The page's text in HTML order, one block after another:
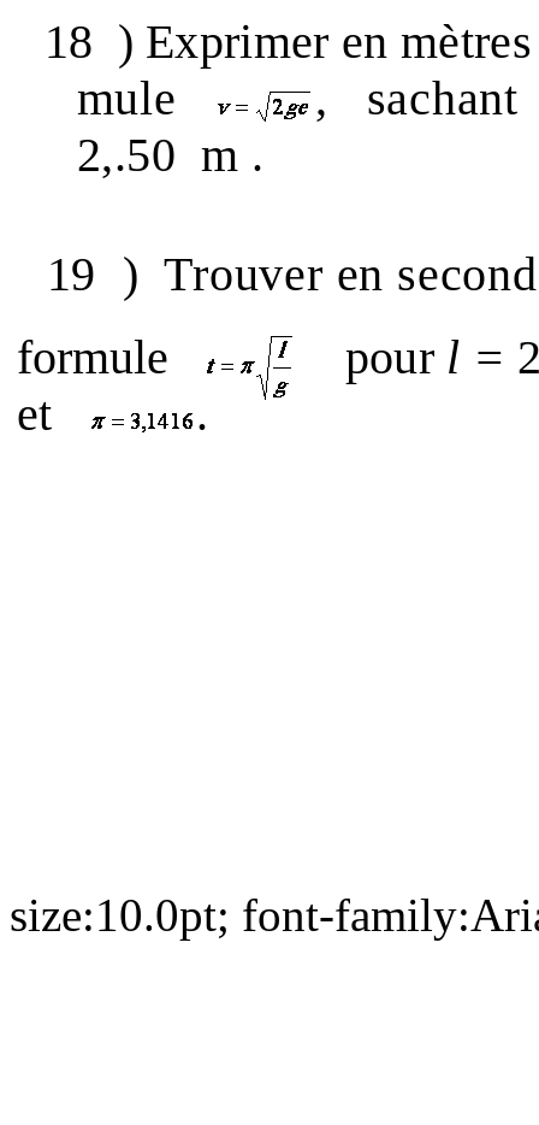
18 ) Exprimer en
mule
,
sachant
2,.50 m .
19 ) Trouver en
formule
pour l =
et
.
size:10.0pt; font-